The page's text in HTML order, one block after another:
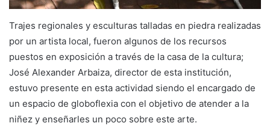
Trajes regionales y esculturas talladas en piedra realizadas
por un artista local, fueron algunos de los recursos
puestos en exposición a través de la casa de la cultura;
José Alexander Arbaiza, director de esta institución,
estuvo presente en esta actividad siendo el encargado de
un espacio de globoflexia con el objetivo de atender a la
niñez y enseñarles un poco sobre este arte.